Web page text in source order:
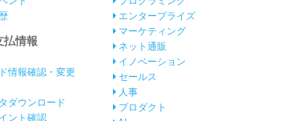
払情報
情報確認・変更
ダウンロード
ント確認
エンタープライズ
マーケティング
ネット通販
イノベーション
セールス
人事
プロダクト